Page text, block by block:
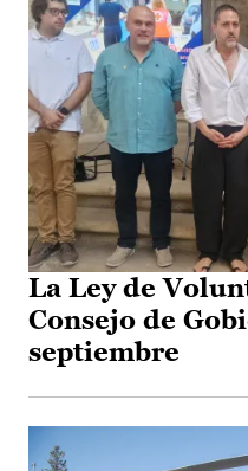
La Ley de
Consejo de
septiembre